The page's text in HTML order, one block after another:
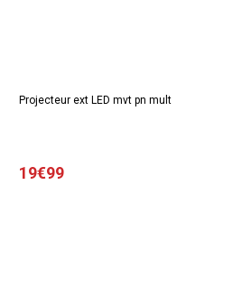
Projecteur ext LED mvt pn mult
19€99